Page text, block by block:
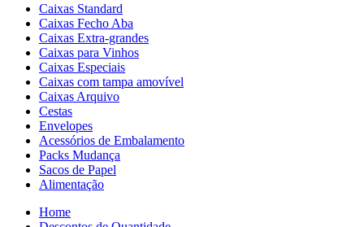
Caixas Standard
Caixas Fecho Aba
Caixas Extra-grandes
Caixas para Vinhos
Caixas Especiais
Caixas com tampa amovível
Caixas Arquivo
Cestas
Envelopes
Acessórios de Embalamento
Packs Mudança
Sacos de Papel
Alimentação
Home